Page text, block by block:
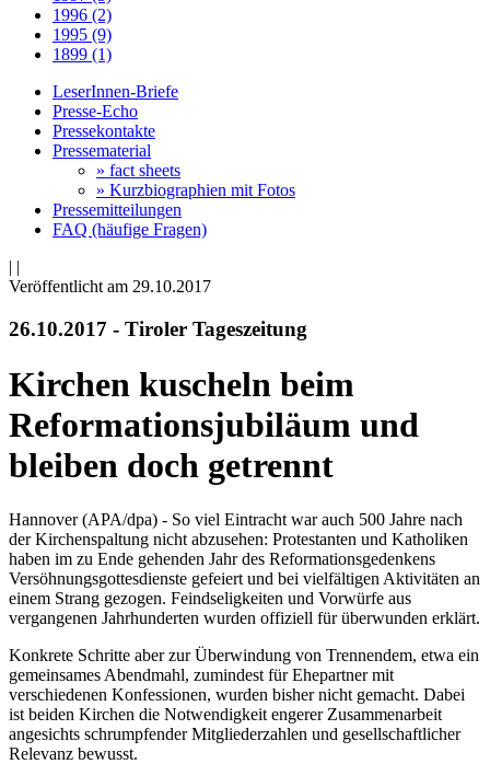
1996 (2)
1995 (9)
1899 (1)
LeserInnen-Briefe
Presse-Echo
Pressekontakte
Pressematerial
» fact sheets
» Kurzbiographien mit Fotos
Pressemitteilungen
FAQ (häufige Fragen)
| |
Veröffentlicht am 29­.10.2017
26.10.2017 - Tiroler Tageszeitung
Kirchen kuscheln beim
Reformationsjubiläum und
bleiben doch getrennt
Hannover (APA/dpa) - So viel Eintracht war auch 500 Jahre nach
der Kirchenspaltung nicht abzusehen: Protestanten und Katholiken
haben im zu Ende gehenden Jahr des Reformationsgedenkens
Versöhnungsgottesdienste gefeiert und bei vielfältigen Aktivitäten an
einem Strang gezogen. Feindseligkeiten und Vorwürfe aus
vergangenen Jahrhunderten wurden offiziell für überwunden erklärt.
Konkrete Schritte aber zur Überwindung von Trennendem, etwa ein
gemeinsames Abendmahl, zumindest für Ehepartner mit
verschiedenen Konfessionen, wurden bisher nicht gemacht. Dabei
ist beiden Kirchen die Notwendigkeit engerer Zusammenarbeit
angesichts schrumpfender Mitgliederzahlen und gesellschaftlicher
Relevanz bewusst.